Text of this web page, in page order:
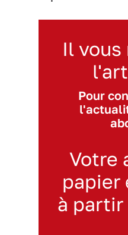
Il vous
Pour
Votre
papier
à partir